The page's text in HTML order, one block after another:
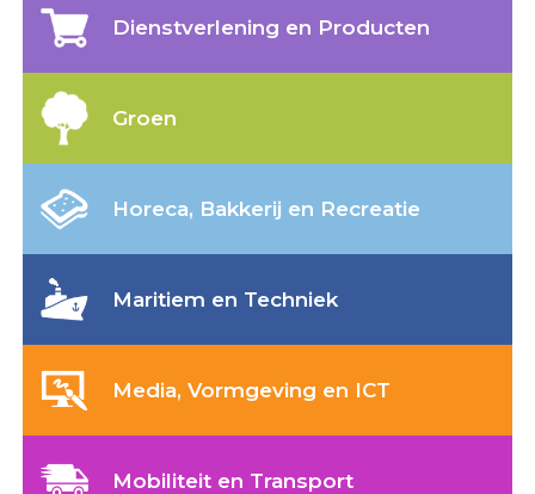
Dienstverlening en Producten
Groen
Horeca, Bakkerij en Recreatie
Maritiem en Techniek
Media, Vormgeving en ICT
Mobiliteit en Transport